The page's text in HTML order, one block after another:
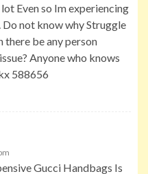
Even so Im experiencing
not know why Struggle
be any person
Anyone who knows
588656
Gucci Handbags Is